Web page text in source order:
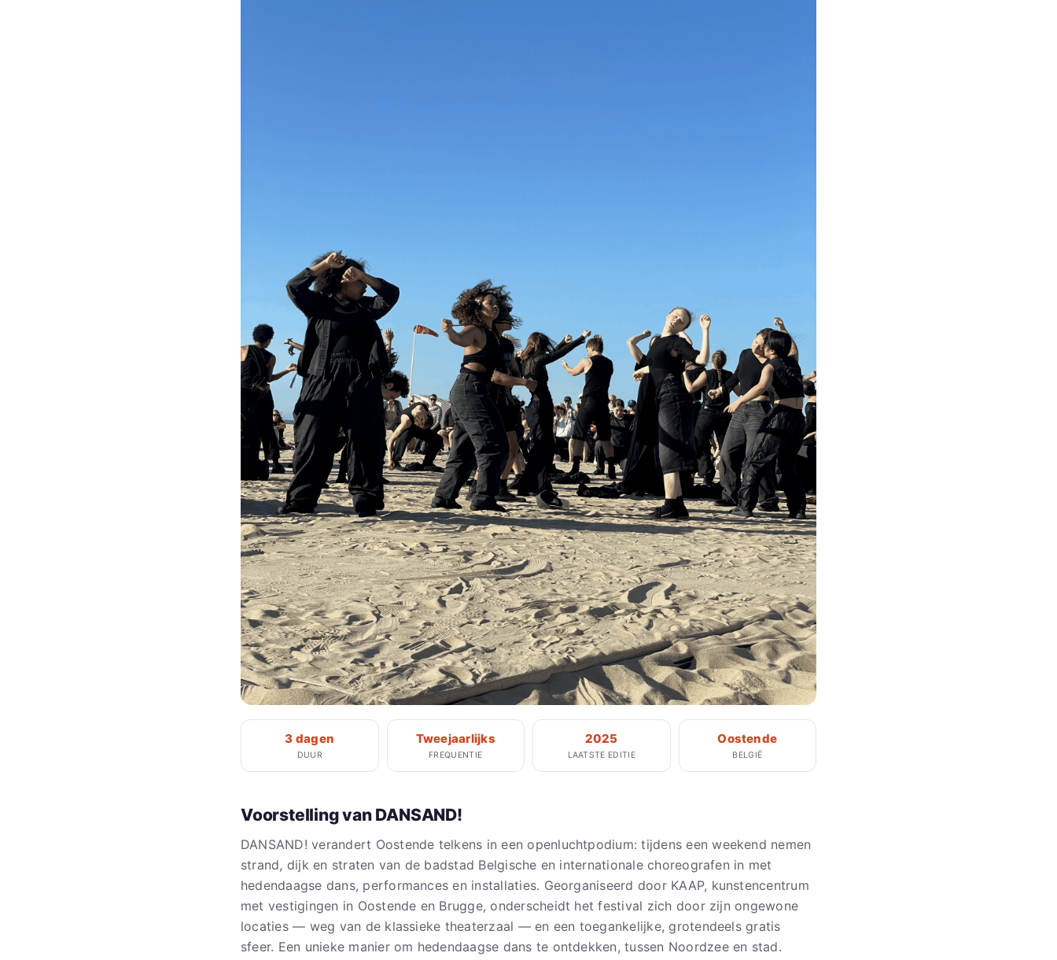
3 dagen
DUUR
Tweejaarlijks
FREQUENTIE
2025
LAATSTE EDITIE
Oostende
BELGIË
Voorstelling van DANSAND!
DANSAND! verandert Oostende telkens in een openluchtpodium: tijdens een weekend nemen
strand, dijk en straten van de badstad Belgische en internationale choreografen in met
hedendaagse dans, performances en installaties. Georganiseerd door KAAP, kunstencentrum
met vestigingen in Oostende en Brugge, onderscheidt het festival zich door zijn ongewone
locaties — weg van de klassieke theaterzaal — en een toegankelijke, grotendeels gratis
sfeer. Een unieke manier om hedendaagse dans te ontdekken, tussen Noordzee en stad.